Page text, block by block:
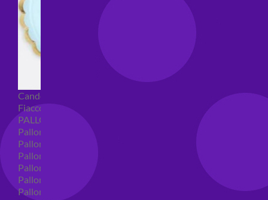
Candeline compleanno
Fiaccole
PALLONCINI
Palloncini in lattice
Palloncini in lattice monocolore
Palloncini in lattice monocolore dimensione 5"
Palloncini in lattice monocolore dimensione 10"
Palloncini in lattice monocolore dimensione 12"
Palloncini in lattice monocolore dimensione 16"